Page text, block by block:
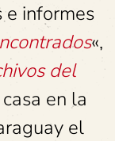
e informes
«,
del
en la
el